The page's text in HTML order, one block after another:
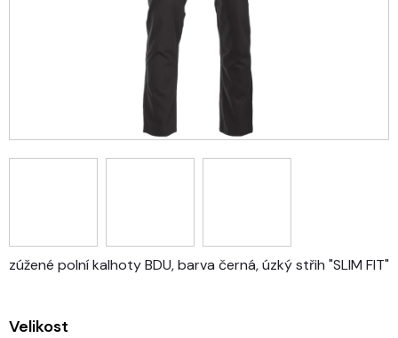
Velikost
zúžené polní kalhoty BDU, barva černá, úzký střih "SLIM FIT"